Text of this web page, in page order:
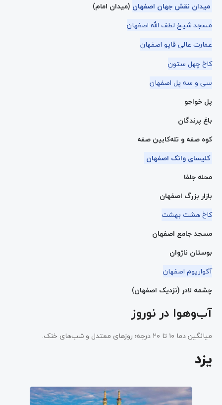
میدان نقش جهان اصفهان (میدان امام)
مسجد شیخ لطف الله اصفهان
عمارت عالی قاپو اصفهان
کاخ چهل ستون
سی و سه پل اصفهان
پل خواجو
باغ پرندگان
کوه صفه و تله‌کابین صفه
کلیسای وانک اصفهان
محله جلفا
بازار بزرگ اصفهان
کاخ هشت بهشت
مسجد جامع اصفهان
بوستان ناژوان
آکواریوم اصفهان
چشمه لادر (نزدیک اصفهان)
آب‌وهوا در نوروز
میانگین دما ۱۰ تا ۲۰ درجه؛ روزهای معتدل و شب‌های خنک.
یزد